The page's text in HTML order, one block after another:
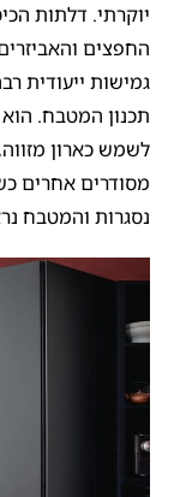
יוקרתי. דלתות
החפצים
גמישות ייעודית
תכנון המטבח.
לשמש כארון
מסודרים אחרים
נסגרות והמטבח